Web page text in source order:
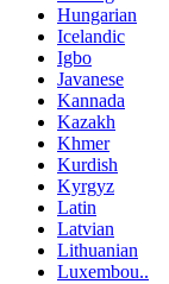
Hungarian
Icelandic
Igbo
Javanese
Kannada
Kazakh
Khmer
Kurdish
Kyrgyz
Latin
Latvian
Lithuanian
Luxembou..